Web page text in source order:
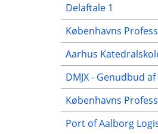
Delaftale 1
Københavns
Aarhus
DMJX - Genudbud
Københavns
Port of Aalborg